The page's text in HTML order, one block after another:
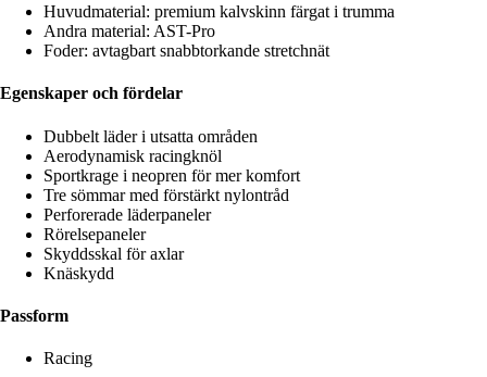
Huvudmaterial: premium kalvskinn färgat i trumma
Andra material: AST-Pro
Foder: avtagbart snabbtorkande stretchnät
Egenskaper och fördelar
Dubbelt läder i utsatta områden
Aerodynamisk racingknöl
Sportkrage i neopren för mer komfort
Tre sömmar med förstärkt nylontråd
Perforerade läderpaneler
Rörelsepaneler
Skyddsskal för axlar
Knäskydd
Passform
Racing